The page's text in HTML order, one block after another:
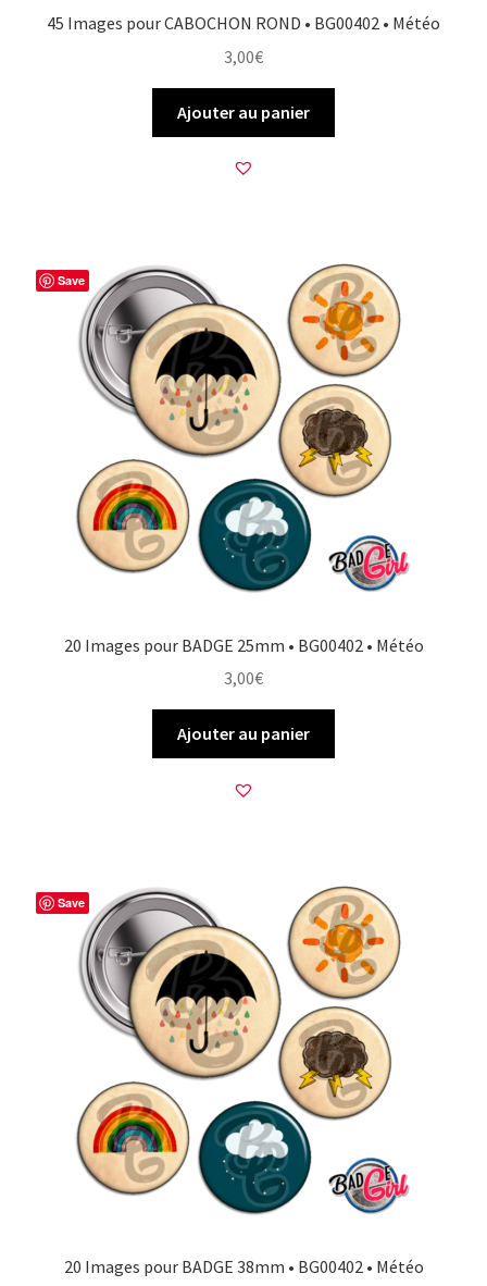
45 Images pour CABOCHON ROND • BG00402 • Météo
3,00€
Ajouter au panier
Save
20 Images pour BADGE 25mm • BG00402 • Météo
3,00€
Ajouter au panier
Save
20 Images pour BADGE 38mm • BG00402 • Météo